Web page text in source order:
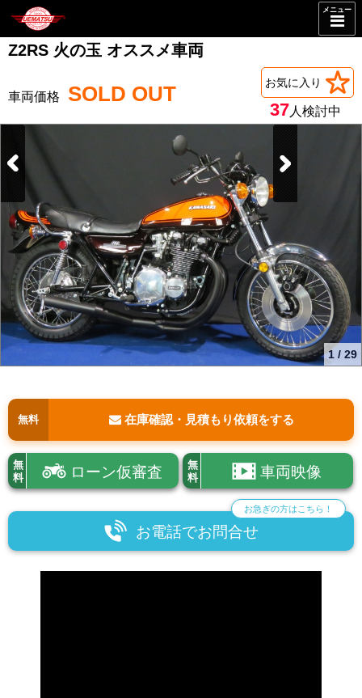
メニュー
Z2RS 火の玉 オススメ車両
SOLD OUT お気に入り
37人検討中
1 / 29
無料 在庫確認・見積もり依頼をする
無
料
ローン仮審査
無
料
車両映像
お電話でお問合せ
お急ぎの方はこちら！